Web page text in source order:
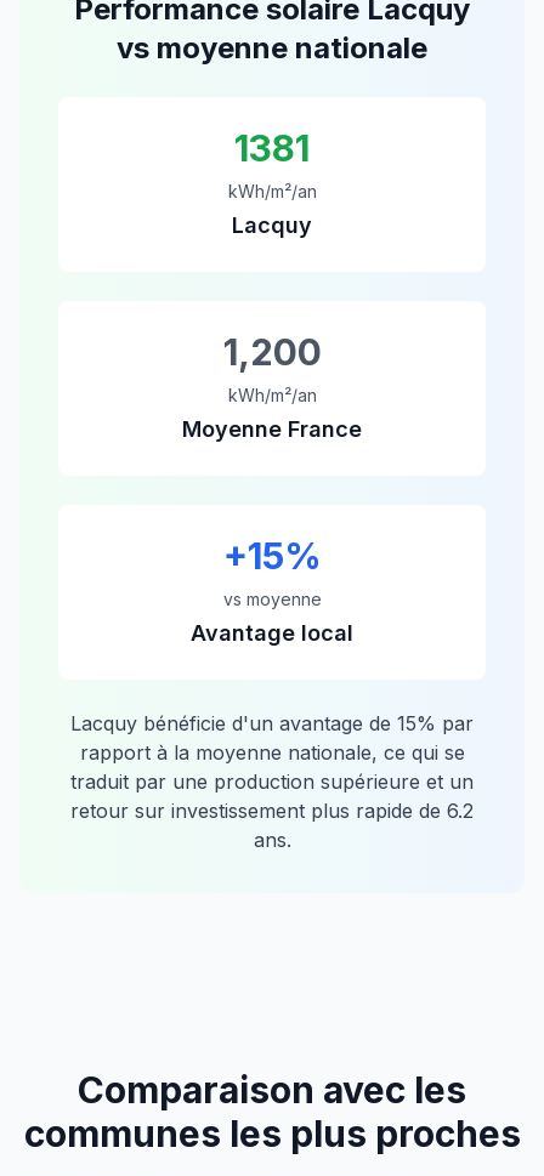
Performance solaire Lacquy
vs moyenne nationale
1381
kWh/m²/an
Lacquy
1,200
kWh/m²/an
Moyenne France
+15%
vs moyenne
Avantage local
Lacquy bénéficie d'un avantage de 15% par
rapport à la moyenne nationale, ce qui se
traduit par une production supérieure et un
retour sur investissement plus rapide de 6.2
ans.
Comparaison avec les
communes les plus proches